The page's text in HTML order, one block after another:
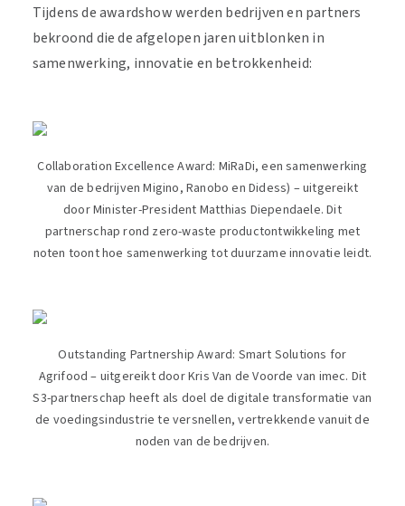
Tijdens de awardshow werden bedrijven en partners
bekroond die de afgelopen jaren uitblonken in
samenwerking, innovatie en betrokkenheid:
Collaboration Excellence Award: MiRaDi, een samenwerking
van de bedrijven Migino, Ranobo en Didess) – uitgereikt
door Minister-President Matthias Diependaele. Dit
partnerschap rond zero-waste productontwikkeling met
noten toont hoe samenwerking tot duurzame innovatie leidt.
Outstanding Partnership Award: Smart Solutions for
Agrifood – uitgereikt door Kris Van de Voorde van imec. Dit
S3-partnerschap heeft als doel de digitale transformatie van
de voedingsindustrie te versnellen, vertrekkende vanuit de
noden van de bedrijven.